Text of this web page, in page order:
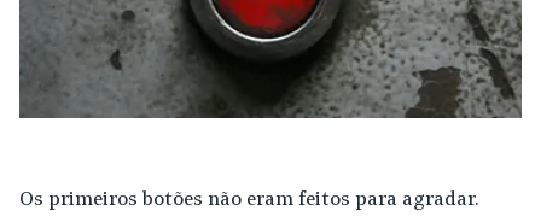
Os primeiros botões não eram feitos para agradar.